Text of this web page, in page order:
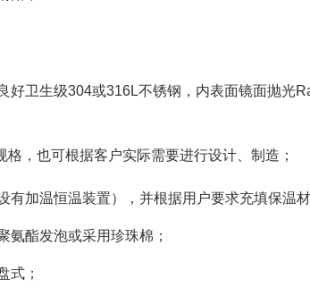
好卫生级304或316L不锈钢，内表面镜面抛光
，也可根据客户实际需要进行设计、制造；
有加温恒温装置），并根据用户要求充填保温材
氨酯发泡或采用珍珠棉；
式；